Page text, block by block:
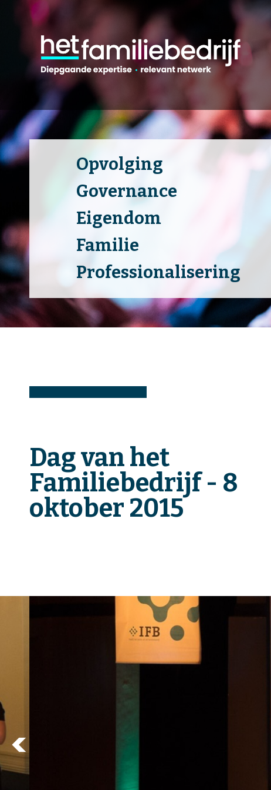
Opvolging
Governance
Eigendom
Familie
Professionalisering
Dag van het
Familiebedrijf - 8
oktober 2015